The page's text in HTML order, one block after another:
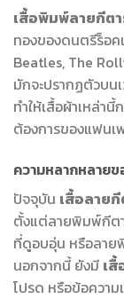
เสื้อพิมพ์ลายกีต
ทองของดนตรีร็อ
Beatles, The
มักจะปรากฏตัวบน
ทำให้เสื้อผ้าเหล่
ต้องการของแฟนเ
ความหลากหลาย
ปัจจุบัน เสื้อลายกี
ตั้งแต่ลายพิมพ์กีต
ที่ดูอบอุ่น หรือลาย
นอกจากนี้ ยังมี เ
โปรด หรือข้อควา